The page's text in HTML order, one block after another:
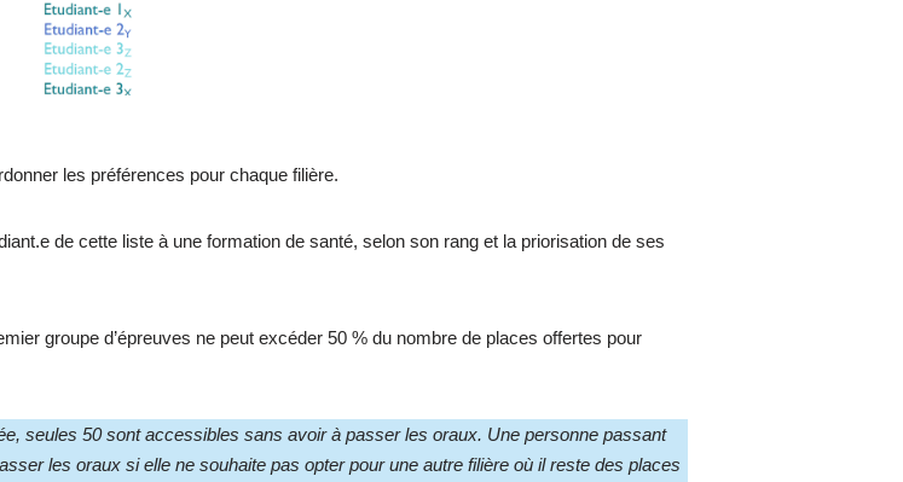
les préférences pour chaque filière.
de cette liste à une formation de santé, selon son rang et la priorisation de ses
groupe d’épreuves ne peut excéder 50 % du nombre de places offertes pour
seules 50 sont accessibles sans avoir à passer les oraux. Une personne passant
les oraux si elle ne souhaite pas opter pour une autre filière où il reste des places